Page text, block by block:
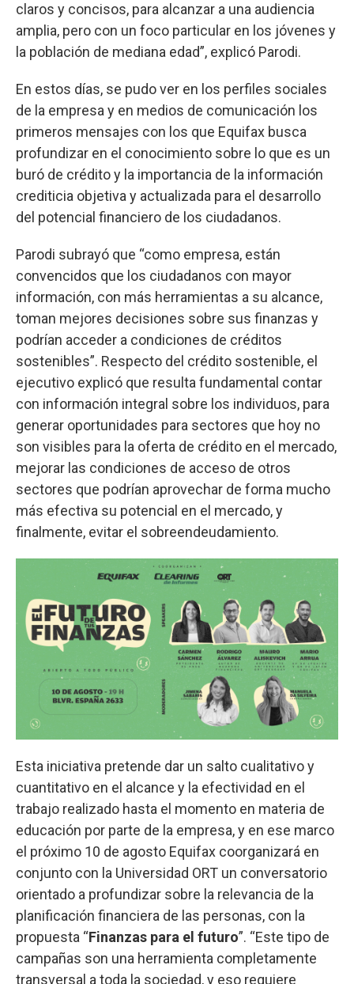
claros y concisos, para alcanzar a una audiencia
amplia, pero con un foco particular en los jóvenes y
la población de mediana edad”, explicó Parodi.
En estos días, se pudo ver en los perfiles sociales
de la empresa y en medios de comunicación los
primeros mensajes con los que Equifax busca
profundizar en el conocimiento sobre lo que es un
buró de crédito y la importancia de la información
crediticia objetiva y actualizada para el desarrollo
del potencial financiero de los ciudadanos.
Parodi subrayó que “como empresa, están
convencidos que los ciudadanos con mayor
información, con más herramientas a su alcance,
toman mejores decisiones sobre sus finanzas y
podrían acceder a condiciones de créditos
sostenibles”. Respecto del crédito sostenible, el
ejecutivo explicó que resulta fundamental contar
con información integral sobre los individuos, para
generar oportunidades para sectores que hoy no
son visibles para la oferta de crédito en el mercado,
mejorar las condiciones de acceso de otros
sectores que podrían aprovechar de forma mucho
más efectiva su potencial en el mercado, y
finalmente, evitar el sobreendeudamiento.
Esta iniciativa pretende dar un salto cualitativo y
cuantitativo en el alcance y la efectividad en el
trabajo realizado hasta el momento en materia de
educación por parte de la empresa, y en ese marco
el próximo 10 de agosto Equifax coorganizará en
conjunto con la Universidad ORT un conversatorio
orientado a profundizar sobre la relevancia de la
planificación financiera de las personas, con la
propuesta “Finanzas para el futuro”. “Este tipo de
campañas son una herramienta completamente
transversal a toda la sociedad, y eso requiere